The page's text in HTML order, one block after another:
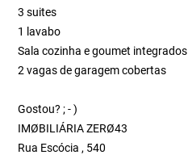
3 suites
1 lavabo
Sala cozinha e goumet integrados
2 vagas de garagem cobertas
Gostou? ; - )
IMØBILIÁRIA ZERØ43
Rua Escócia , 540